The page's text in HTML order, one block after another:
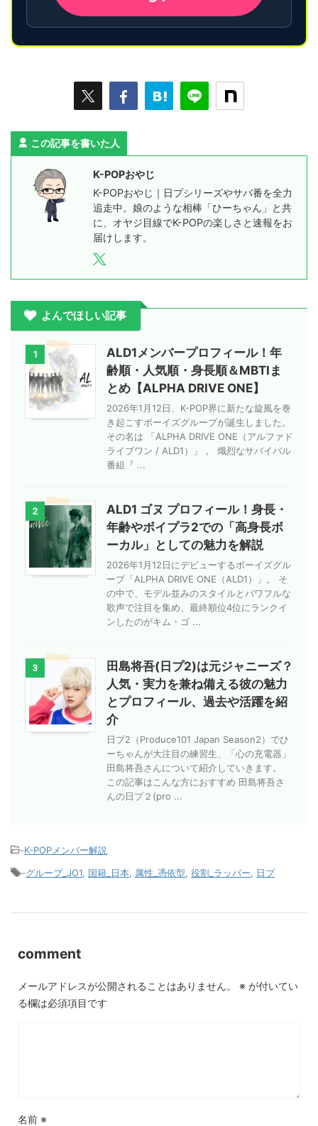
この記事を書いた人
K-POPおやじ
K-POPおやじ｜日プシリーズやサバ番を全力
追走中。娘のような相棒「ひーちゃん」と共
に、オヤジ目線でK-POPの楽しさと速報をお
届けします。
よんでほしい記事
1
ALD1メンバープロフィール！年
齢順・人気順・身長順＆MBTIま
とめ【ALPHA DRIVE ONE】
2026年1月12日、K-POP界に新たな旋風を巻
き起こすボーイズグループが誕生しました。
その名は 「ALPHA DRIVE ONE（アルファド
ライブワン / ALD1）」 。 熾烈なサバイバル
番組『 ...
2
ALD1 ゴヌ プロフィール！身長・
年齢やボイプラ2での「高身長ボ
ーカル」としての魅力を解説
2026年1月12日にデビューするボーイズグル
ープ「ALPHA DRIVE ONE（ALD1）」。 そ
の中で、モデル並みのスタイルとパワフルな
歌声で注目を集め、最終順位4位にランクイ
ンしたのがキム・ゴ ...
3
田島将吾(日プ2)は元ジャニーズ？
人気・実力を兼ね備える彼の魅力
とプロフィール、過去や活躍を紹
介
日プ2（Produce101 Japan Season2）でひ
ーちゃんが大注目の練習生、「心の充電器」
田島将吾さんについて紹介していきます。
この記事はこんな方におすすめ 田島将吾さ
んの日プ２(pro ...
-K-POPメンバー解説
-グループ_JO1 国籍_日本 属性_憑依型 役割_ラッパー 日プ
comment
メールアドレスが公開されることはありません。 ※ が付いてい
る欄は必須項目です
名前 ※